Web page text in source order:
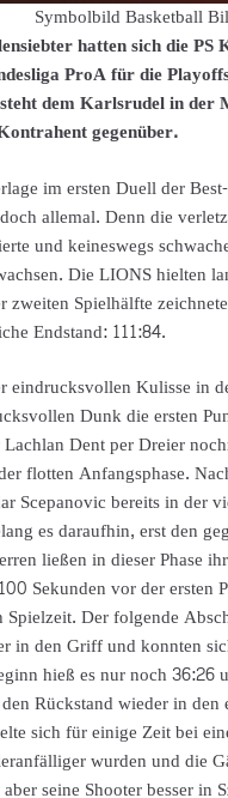
Symbolbild Basketball
hatten sich die
ProA für die
dem Karlsrudel in der
gegenüber.
im ersten Duell der
allemal. Denn die
und keineswegs
Die LIONS hielten
zweiten Spielhälfte
Endstand: 111:84.
eindrucksvollen Kulisse in
Dunk die ersten
Dent per Dreier
flotten Anfangsphase.
Scepanovic bereits in der
es daraufhin, erst den
ließen in dieser Phase
Sekunden vor der ersten
Der folgende
in den Griff und konnten
hieß es nur noch 36:26
Rückstand wieder in
sich für einige Zeit bei
wurden und die
seine Shooter besser